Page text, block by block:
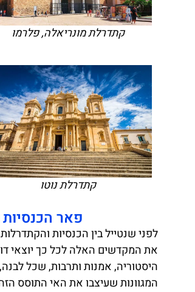
קתדרלת מונריאלה, פלרמו
קתדרלת נוטו
פאר
לפני שנטייל בין הכנסיות
את המקדשים האלה לכל כך יוצאי
היסטוריה, אמנות ותרבות, שכל
המגוונות שעיצבו את האי התוסס